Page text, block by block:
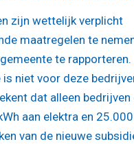
zijn wettelijk verplicht
maatregelen te
te rapporteren.
niet voor deze
dat alleen bedrijven
aan elektra en
van de nieuwe